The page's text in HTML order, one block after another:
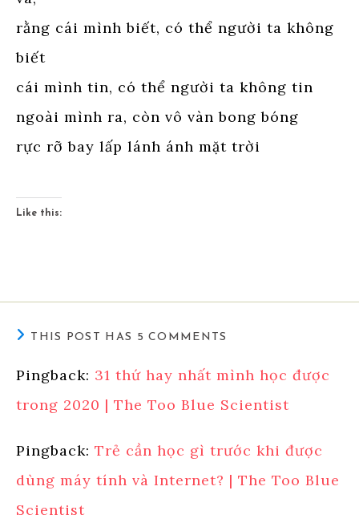
rằng cái mình biết, có thể người ta không
biết
cái mình tin, có thể người ta không tin
ngoài mình ra, còn vô vàn bong bóng
rực rỡ bay lấp lánh ánh mặt trời
Like this:
THIS POST HAS 5 COMMENTS
Pingback: 31 thứ hay nhất mình học được
trong 2020 | The Too Blue Scientist
Pingback: Trẻ cần học gì trước khi được
dùng máy tính và Internet? | The Too Blue
Scientist